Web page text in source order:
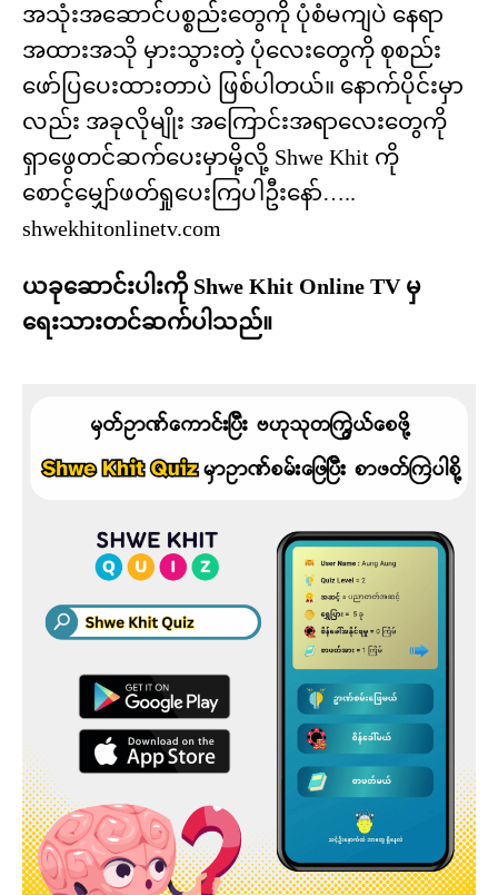
အသုံးအဆောင်ပစ္စည်းတွေကို ပုံစံမကျပဲ နေရာ
အထားအသို မှားသွားတဲ့ ပုံလေးတွေကို စုစည်း
ဖော်ပြပေးထားတာပဲ ဖြစ်ပါတယ်။ နောက်ပိုင်းမှာ
လည်း အခုလိုမျိုး အကြောင်းအရာလေးတွေကို
ရှာဖွေတင်ဆက်ပေးမှာမို့လို့ Shwe Khit ကို
စောင့်မျှော်ဖတ်ရှုပေးကြပါဦးနော်…..
shwekhitonlinetv.com
ယခုဆောင်းပါးကို Shwe Khit Online TV မှ
ရေးသားတင်ဆက်ပါသည်။